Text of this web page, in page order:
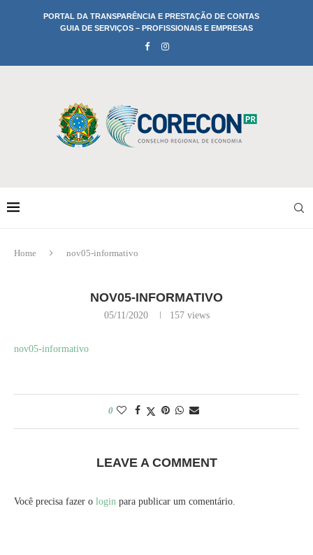
PORTAL DA TRANSPARÊNCIA E PRESTAÇÃO DE CONTAS
GUIA DE SERVIÇOS – PROFISSIONAIS E EMPRESAS
Home nov05-informativo
NOV05-INFORMATIVO
05/11/2020 157views
nov05-informativo
0
LEAVE A COMMENT
Você precisa fazer o login para publicar um comentário.